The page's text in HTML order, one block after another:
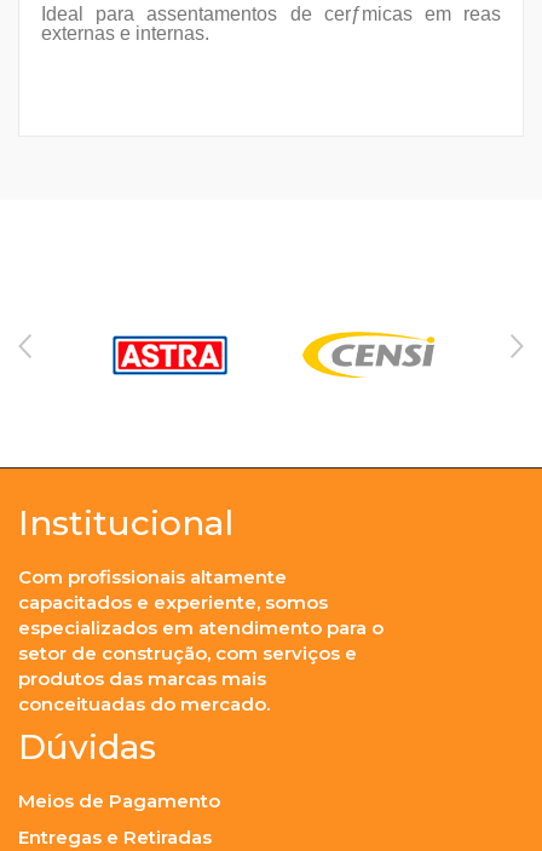
Ideal para assentamentos de cerƒmicas em reas
externas e internas.
Institucional
Com profissionais altamente
capacitados e experiente, somos
especializados em atendimento para o
setor de construção, com serviços e
produtos das marcas mais
conceituadas do mercado.
Dúvidas
Meios de Pagamento
Entregas e Retiradas